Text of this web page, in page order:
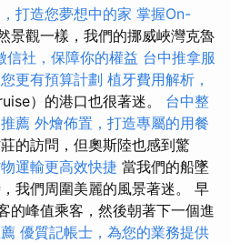
打造您夢想中的家 掌握On-
景觀一樣，我們的挪威峽灣克魯
信社，保障你的權益 台中推拿服
更有預算計劃 植牙費用解析，
）的港口也很著迷。 台中整
薦 外燴佈置，打造專屬的用餐
的訪問，但奧斯陸也感到驚
運輸更高效快捷 當我們的船墜
我們周圍美麗的風景著迷。 早
的峰值乘客，然後朝著下一個進
優質記帳士，為您的業務提供